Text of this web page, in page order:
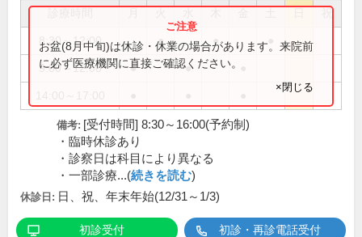
祝
8:30～12:00 ● ●
9:00～12:00 ● ●
お盆(8月中旬)は休診・休業の場合があります。来院前
に必ず医療機関に直接ご確認ください。
×閉じる
備考: [受付時間] 8:30～16:00(予約制)
・臨時休診あり
・診察日は科目により異なる
・一部診療...(続きを読む)
休診日: 日、祝、年末年始(12/31～1/3)
初診受付 初診・再診電話受付